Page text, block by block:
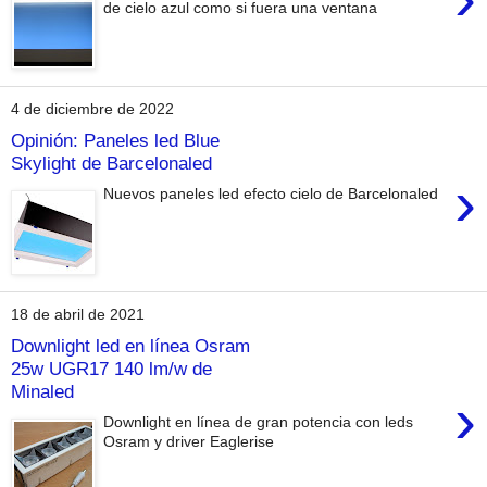
de cielo azul como si fuera una ventana
4 de diciembre de 2022
Opinión: Paneles led Blue
Skylight de Barcelonaled
›
Nuevos paneles led efecto cielo de Barcelonaled
18 de abril de 2021
Downlight led en línea Osram
25w UGR17 140 lm/w de
Minaled
›
Downlight en línea de gran potencia con leds
Osram y driver Eaglerise